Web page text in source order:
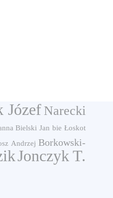
Józef Narecki
Bielski Jan bie Łoskot
Andrzej Borkowski-
Jonczyk T.